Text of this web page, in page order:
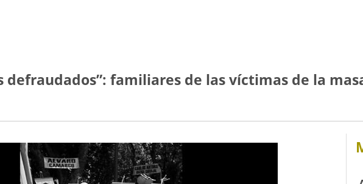
defraudados”: familiares de las víctimas de la